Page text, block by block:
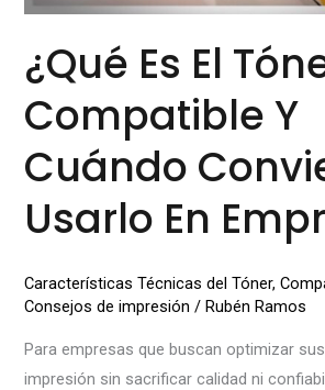
¿Qué Es El
Compatible Y
Cuándo
Usarlo En
Características Técnicas del Tóner,
Consejos de impresión /Rubén Ramos
Para empresas que buscan optimizar
impresión sin sacrificar calidad ni
usarlo
empresas?